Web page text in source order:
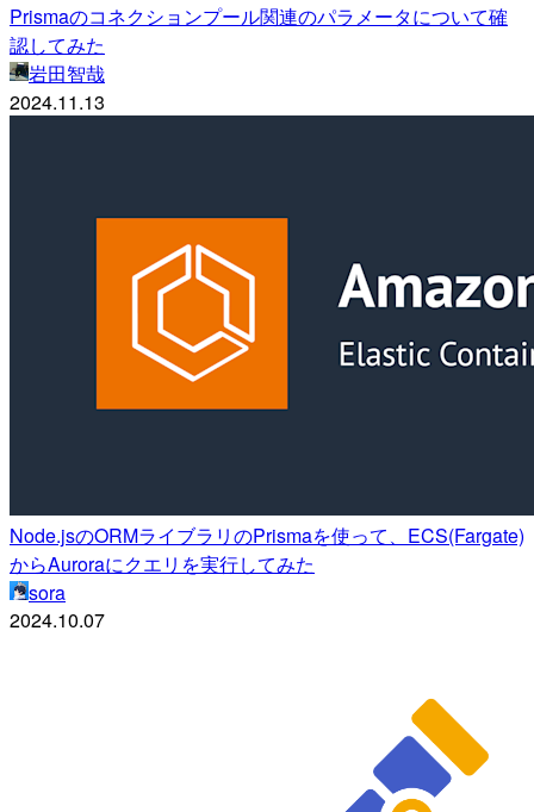
Prismaのコネクションプール関連のパラメータについて確
認してみた
岩田智哉
2024.11.13
Node.jsのORMライブラリのPrismaを使って、ECS(Fargate)
からAuroraにクエリを実行してみた
sora
2024.10.07